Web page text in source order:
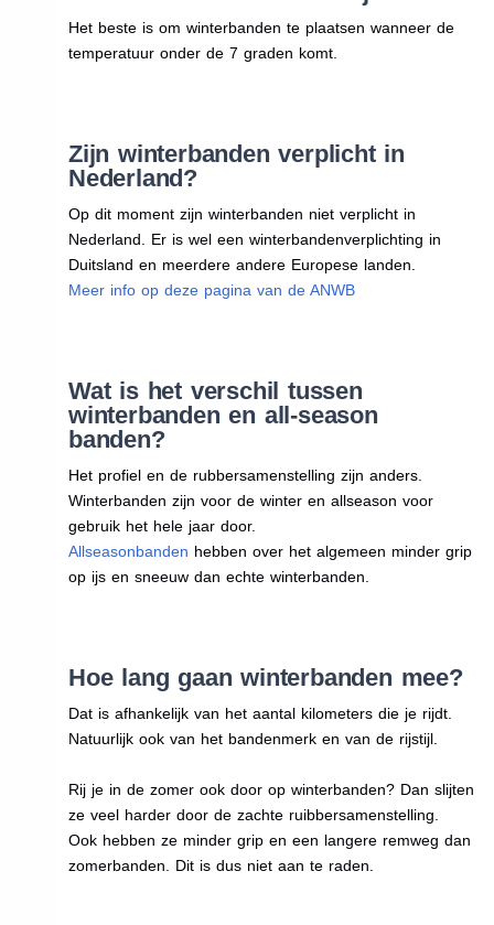
Het beste is om winterbanden te plaatsen wanneer de
temperatuur onder de 7 graden komt.
Zijn winterbanden verplicht in
Nederland?
Op dit moment zijn winterbanden niet verplicht in
Nederland. Er is wel een winterbandenverplichting in
Duitsland en meerdere andere Europese landen.
Meer info op deze pagina van de ANWB
Wat is het verschil tussen
winterbanden en all-season
banden?
Het profiel en de rubbersamenstelling zijn anders.
Winterbanden zijn voor de winter en allseason voor
gebruik het hele jaar door.
Allseasonbanden hebben over het algemeen minder grip
op ijs en sneeuw dan echte winterbanden.
Hoe lang gaan winterbanden mee?
Dat is afhankelijk van het aantal kilometers die je rijdt.
Natuurlijk ook van het bandenmerk en van de rijstijl.
Rij je in de zomer ook door op winterbanden? Dan slijten
ze veel harder door de zachte ruibbersamenstelling.
Ook hebben ze minder grip en een langere remweg dan
zomerbanden. Dit is dus niet aan te raden.